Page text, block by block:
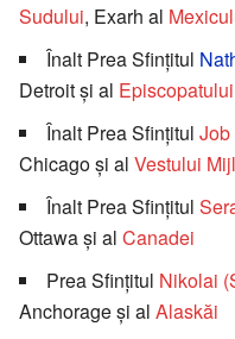
Sudului, Exarh al
Înalt Prea Sfinţitul
Detroit şi al
Înalt Prea Sfinţitul Job
Chicago şi al Vestului
Înalt Prea Sfinţitul
Ottawa şi al Canadei
Prea Sfinţitul Nikolai
Anchorage şi al Alaskăi